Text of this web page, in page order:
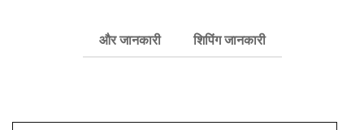
और जानकारी शिपिंग जानकारी